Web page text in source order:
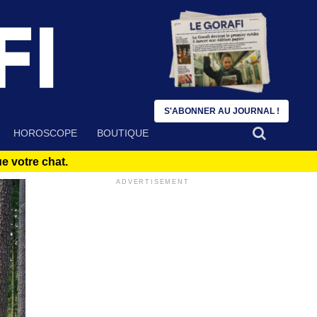
HOROSCOPE BOUTIQUE
votre chat.
ADVERTISEMENT
S'ABONNER AU JOURNAL !